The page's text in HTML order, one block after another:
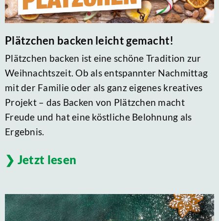
Plätzchen backen leicht gemacht!
Plätzchen backen ist eine schöne Tradition zur
Weihnachtszeit. Ob als entspannter Nachmittag
mit der Familie oder als ganz eigenes kreatives
Projekt – das Backen von Plätzchen macht
Freude und hat eine köstliche Belohnung als
Ergebnis.
Jetzt lesen